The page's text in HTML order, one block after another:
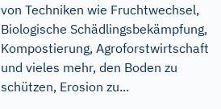
von Techniken wie Fruchtwechsel,
Biologische Schädlingsbekämpfung,
Kompostierung, Agroforstwirtschaft
und vieles mehr, den Boden zu
schützen, Erosion zu...